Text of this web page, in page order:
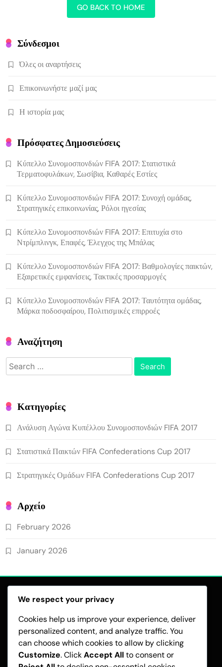
GO BACK TO HOME
Σύνδεσμοι
Όλες οι αναρτήσεις
Επικοινωνήστε μαζί μας
Η ιστορία μας
Πρόσφατες Δημοσιεύσεις
Κύπελλο Συνομοσπονδιών FIFA 2017: Στατιστικά
Τερματοφυλάκων, Σωσίβια, Καθαρές Εστίες
Κύπελλο Συνομοσπονδιών FIFA 2017: Συνοχή ομάδας,
Στρατηγικές επικοινωνίας, Ρόλοι ηγεσίας
Κύπελλο Συνομοσπονδιών FIFA 2017: Επιτυχία στο
Ντρίμπλινγκ, Επαφές, Έλεγχος της Μπάλας
Κύπελλο Συνομοσπονδιών FIFA 2017: Βαθμολογίες παικτών,
Εξαιρετικές εμφανίσεις, Τακτικές προσαρμογές
Κύπελλο Συνομοσπονδιών FIFA 2017: Ταυτότητα ομάδας,
Μάρκα ποδοσφαίρου, Πολιτισμικές επιρροές
Αναζήτηση
Search
for:
Κατηγορίες
Ανάλυση Αγώνα Κυπέλλου Συνομοσπονδιών FIFA 2017
Στατιστικά Παικτών FIFA Confederations Cup 2017
Στρατηγικές Ομάδων FIFA Confederations Cup 2017
Αρχείο
February 2026
January 2026
COOKIES ΚΑΙ ΠΑΡΑΚΟΛΟΎΘΗΣΗ
ΌΡΟΙ ΚΑΙ ΠΡΟΫΠΟΘΈΣΕΙΣ
We respect your privacy
Cookies help us improve your experience, deliver
personalized content, and analyze traffic. You
can choose which cookies to allow by clicking
Customize. ClickAccept Allto consent or